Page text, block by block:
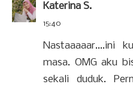
Katerina S.
15:40
Nastaaaaar....ini
masa. OMG aku
sekali duduk.